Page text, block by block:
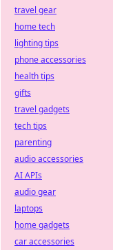
travel gear
home tech
lighting tips
phone accessories
health tips
gifts
travel gadgets
tech tips
parenting
audio accessories
AI APIs
audio gear
laptops
home gadgets
car accessories